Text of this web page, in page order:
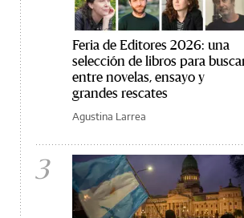
Feria de Editores 2026: una
selección de libros para
entre novelas, ensayo y
grandes rescates
Agustina Larrea
3